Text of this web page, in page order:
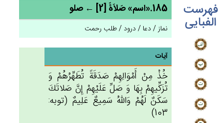
فهرست
الفبایی
185.«اسم» صَلاَۀَ [2] ← صلو
نماز / دعا / درود / طلب رحمت
آیات
خُذْ مِن‌ْ أَمْوَالِهِم‌ْ صَدَقَة‌ً تُطَهِّرُهُم‌ْ وَ
تُزَكِّيهِمْ‌ بِهَا وَ صَل‌ِّ عَلَيْهِم‌ْ إِن‌َّ صَلاتَك‌َ
سَكَن‌ٌ لَهُم‌ْ وَالله‌ُ سَمِيع‌ٌ عَلِيم‌ٌ (توبه:
103)